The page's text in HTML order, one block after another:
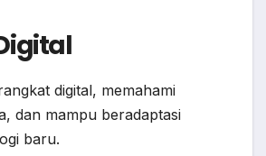
digital, memahami
dan mampu beradaptasi
baru.